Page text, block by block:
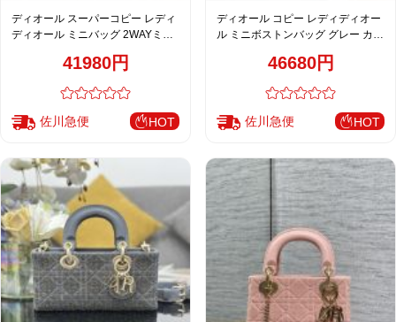
ディオール スーパーコピー レディ
ディオール ミニバッグ 2WAYミニ
41980円
佐川急便 HOT
ディオール コピー レディディオー
ル ミニボストンバッグ グレー カナ
46680円
佐川急便 HOT